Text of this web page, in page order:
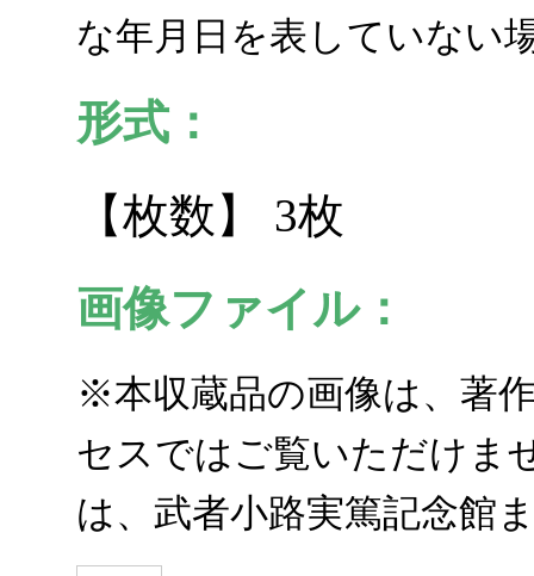
な年月日を表していない
形式：
【枚数】 3枚
画像ファイル：
※本収蔵品の画像は、著
セスではご覧いただけま
は、武者小路実篤記念館